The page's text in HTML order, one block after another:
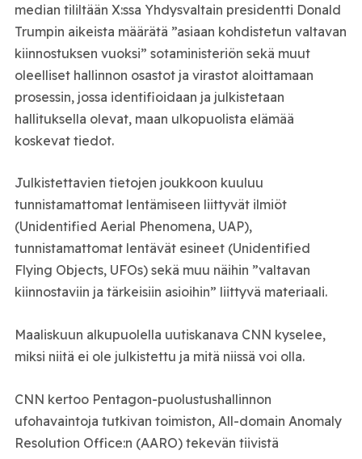
median tililtään X:ssa Yhdysvaltain presidentti Donald
Trumpin aikeista määrätä ”asiaan kohdistetun valtavan
kiinnostuksen vuoksi” sotaministeriön sekä muut
oleelliset hallinnon osastot ja virastot aloittamaan
prosessin, jossa identifioidaan ja julkistetaan
hallituksella olevat, maan ulkopuolista elämää
koskevat tiedot.
Julkistettavien tietojen joukkoon kuuluu
tunnistamattomat lentämiseen liittyvät ilmiöt
(Unidentified Aerial Phenomena, UAP),
tunnistamattomat lentävät esineet (Unidentified
Flying Objects, UFOs) sekä muu näihin ”valtavan
kiinnostaviin ja tärkeisiin asioihin” liittyvä materiaali.
Maaliskuun alkupuolella uutiskanava CNN kyselee,
miksi niitä ei ole julkistettu ja mitä niissä voi olla.
CNN kertoo Pentagon-puolustushallinnon
ufohavaintoja tutkivan toimiston, All-domain Anomaly
Resolution Office:n (AARO) tekevän tiivistä